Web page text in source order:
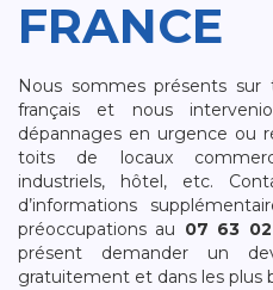
FRANCE
Nous sommes présents
français et nous
dépannages en urgence ou
toits de locaux
industriels, hôtel, etc.
d’informations
préoccupations au 07 63
présent demander un
gratuitement et dans les plus